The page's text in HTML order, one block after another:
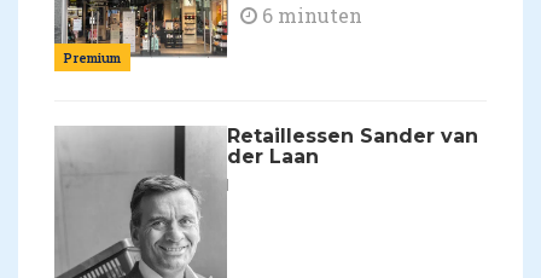
Premium
6 minuten
Retaillessen Sander van
der Laan